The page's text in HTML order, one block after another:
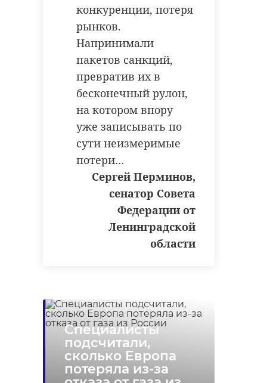
конкуренции, потеря
рынков.
Напринимали
пакетов санкций,
превратив их в
бесконечный рулон,
на котором впору
уже записывать по
сути неизмеримые
потери…
Сергей Перминов,
сенатор Совета
Федерации от
Ленинградской
области
Специалисты
подсчитали,
сколько Европа
потеряла из-за